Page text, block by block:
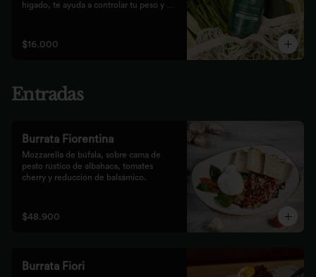
hígado, te ayuda a controlar tu peso y
$16.000
Entradas
Burrata Fiorentina
Mozzarella de búfala, sobre cama de
pesto rústico de albahaca, tomates
cherry y reducción de balsámico.
$48.900
Burrata Fiori